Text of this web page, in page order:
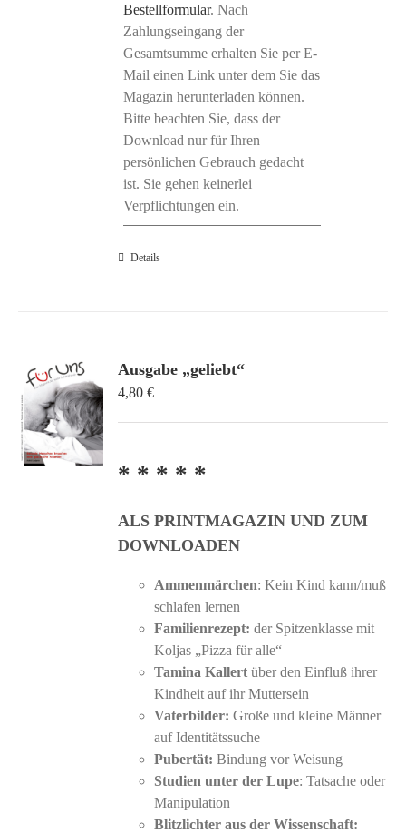
Bestellformular. Nach
Zahlungseingang der
Gesamtsumme erhalten Sie per E-
Mail einen Link unter dem Sie das
Magazin herunterladen können.
Bitte beachten Sie, dass der
Download nur für Ihren
persönlichen Gebrauch gedacht
ist. Sie gehen keinerlei
Verpflichtungen ein.
Details
Ausgabe „geliebt“
4,80€
* * * * *
ALS PRINTMAGAZIN UND ZUM
DOWNLOADEN
Ammenmärchen: Kein Kind kann/muß
schlafen lernen
Familienrezept:der Spitzenklasse mit
Koljas „Pizza für alle“
Tamina Kallert über den Einfluß ihrer
Kindheit auf ihr Muttersein
Vaterbilder:Große und kleine Männer
auf Identitätssuche
Pubertät:Bindung vor Weisung
Studien unter der Lupe: Tatsache oder
Manipulation
Blitzlichter aus der Wissenschaft: